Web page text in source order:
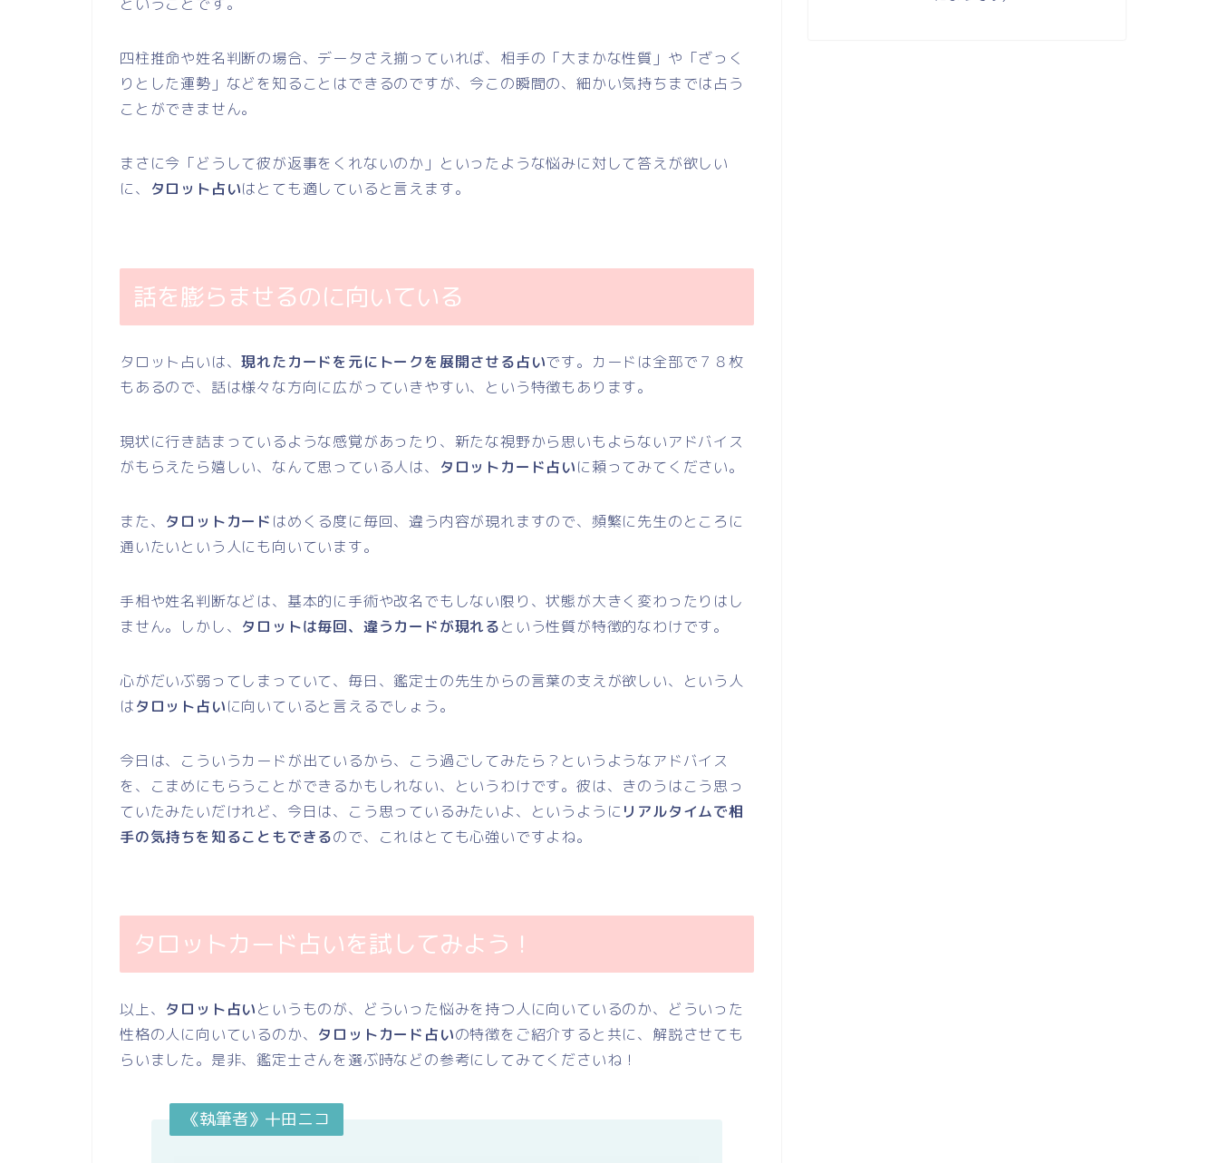
ということです。
四柱推命や姓名判断の場合、データさえ揃っていれば、相手の「大まかな性質」や「ざっく
りとした運勢」などを知ることはできるのですが、今この瞬間の、細かい気持ちまでは占う
ことができません。
まさに今「どうして彼が返事をくれないのか」といったような悩みに対して答えが欲しい
に、
タロット占いはとても適していると言えます。
話を膨らませるのに向いている
タロット占いは、現れたカードを元にトークを展開させる占いです。カードは全部で７８枚
もあるので、話は様々な方向に広がっていきやすい、という特徴もあります。
現状に行き詰まっているような感覚があったり、新たな視野から思いもよらないアドバイス
がもらえたら嬉しい、なんて思っている人は、 タロットカード占いに頼ってみてください。
また、 タロットカード はめくる度に毎回、違う内容が現れますので、頻繁に先生のところに
通いたいという人にも向いています。
手相や姓名判断などは、基本的に手術や改名でもしない限り、状態が大きく変わったりはし
ません。しかし、 タロットは毎回、違うカードが現れるという性質が特徴的なわけです。
心がだいぶ弱ってしまっていて、毎日、鑑定士の先生からの言葉の支えが欲しい、という人
はタロット占いに向いていると言えるでしょう。
今日は、こういうカードが出ているから、こう過ごしてみたら？というようなアドバイス
を、こまめにもらうことができるかもしれない、というわけです。彼は、きのうはこう思っ
ていたみたいだけれど、今日は、こう思っているみたいよ、というように リアルタイムで相
手の気持ちを知ることもできるので、これはとても心強いですよね。
タロットカード占いを試してみよう！
以上、 タロット占いというものが、どういった悩みを持つ人に向いているのか、どういった
性格の人に向いているのか、 タロットカード占いの特徴をご紹介すると共に、解説させても
らいました。是非、鑑定士さんを選ぶ時などの参考にしてみてくださいね！
《執筆者》十田ニコ